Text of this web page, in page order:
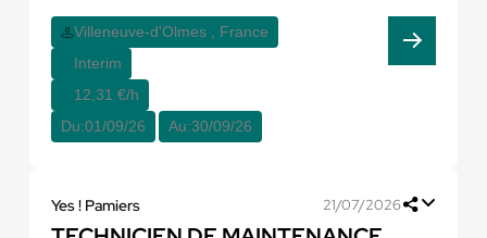
Villeneuve-d'Olmes , France
Interim
12,31 €/h
Du:01/09/26 Au:30/09/26
Yes ! Pamiers 21/07/2026